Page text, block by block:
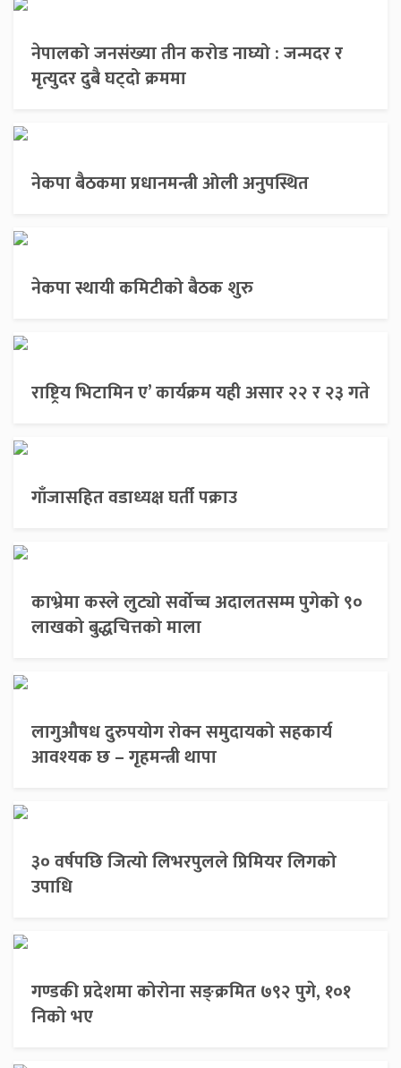
नेपालको जनसंख्या तीन करोड नाघ्यो : जन्मदर र
मृत्युदर दुबै घट्दो क्रममा
नेकपा बैठकमा प्रधानमन्त्री ओली अनुपस्थित
नेकपा स्थायी कमिटीको बैठक शुरु
राष्ट्रिय भिटामिन ए’ कार्यक्रम यही असार २२ र २३ गते
गाँजासहित वडाध्यक्ष घर्ती पक्राउ
काभ्रेमा कस्ले लुट्यो सर्वोच्च अदालतसम्म पुगेको ९०
लाखको बुद्धचित्तको माला
लागुऔषध दुरुपयोग रोक्न समुदायको सहकार्य
आवश्यक छ – गृहमन्त्री थापा
३० वर्षपछि जित्यो लिभरपुलले प्रिमियर लिगको
उपाधि
गण्डकी प्रदेशमा कोरोना सङ्क्रमित ७९२ पुगे, १०१
निको भए